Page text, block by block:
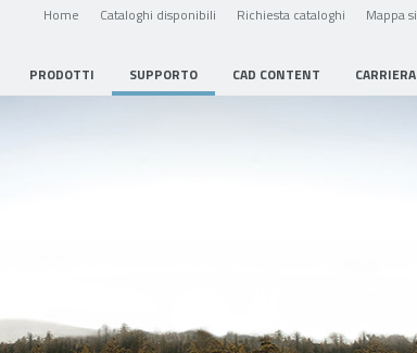
Home Cataloghi disponibili Richiesta cataloghi Mappa
PRODOTTI SUPPORTO CAD CONTENT CARRIERA